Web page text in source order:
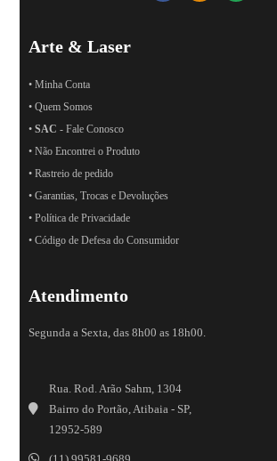
Arte & Laser
• Minha Conta
• Quem Somos
•SAC - Fale Conosco
• Não Encontrei o Produto
• Rastreio de pedido
• Garantias, Trocas e Devoluções
• Política de Privacidade
• Código de Defesa do Consumidor
Atendimento
Segunda a Sexta, das 8h00 as 18h00.
Rua. Rod. Arão Sahm, 1304
Bairro do Portão, Atibaia - SP,
12952-589